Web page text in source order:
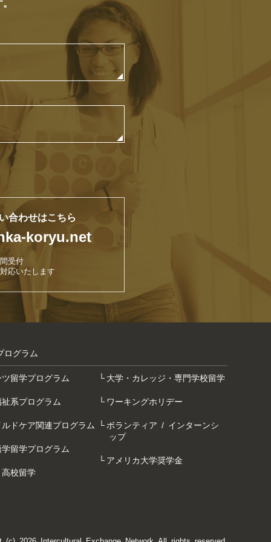
合わせはこちら
koryu.net
受付
応いたします
ログラム
留学プログラム
系プログラム
ドケア関連プログラム
留学プログラム
校留学
大学・カレッジ・専門学校留学
ワーキングホリデー
ボランティア / インターンシ
ップ
アメリカ大学奨学金